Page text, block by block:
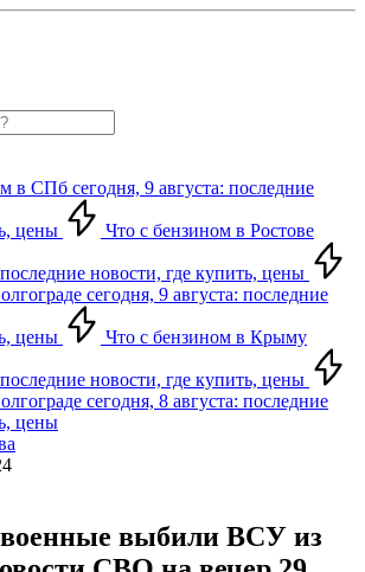
в СПб сегодня, 9 августа: последние
цены Что с бензином в Ростове
новости, где купить, цены
сегодня, 9 августа: последние
цены Что с бензином в Крыму
новости, где купить, цены
сегодня, 8 августа: последние
цены
военные выбили ВСУ из